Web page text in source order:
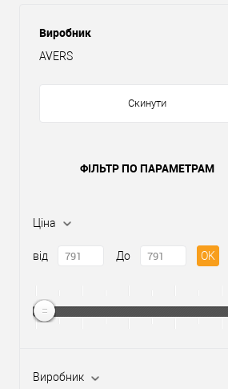
Виробник
AVERS
Скинути
ФІЛЬТР ПО ПАРАМЕТРАМ
Ціна
від До OK
Виробник